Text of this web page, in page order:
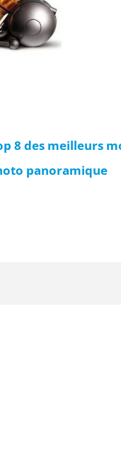
8 des meilleurs
panoramique